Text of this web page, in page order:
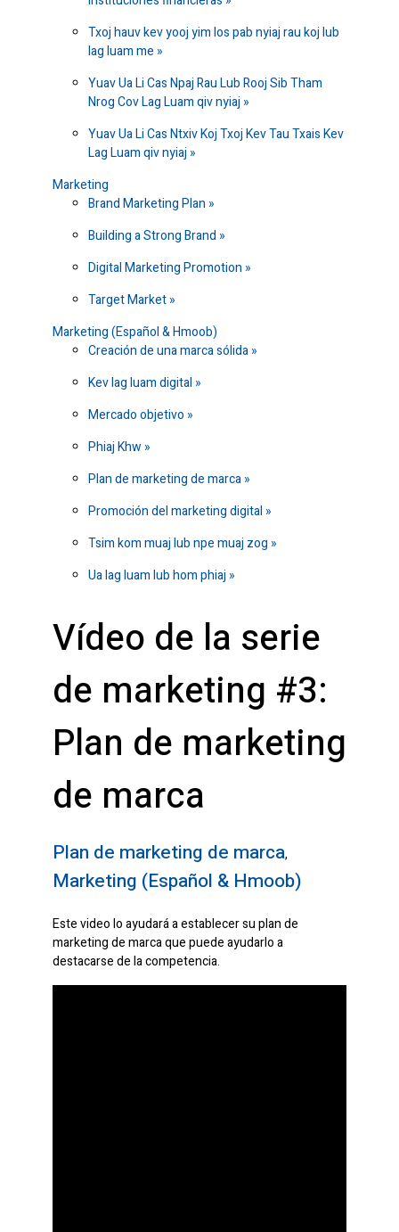
Txoj hauv kev yooj yim los pab nyiaj rau koj lub
lag luam me
Yuav Ua Li Cas Npaj Rau Lub Rooj Sib Tham
Nrog Cov Lag Luam qiv nyiaj
Yuav Ua Li Cas Ntxiv Koj Txoj Kev Tau Txais Kev
Lag Luam qiv nyiaj
Marketing
Brand Marketing Plan
Building a Strong Brand
Digital Marketing Promotion
Target Market
Marketing (Español & Hmoob)
Creación de una marca sólida
Kev lag luam digital
Mercado objetivo
Phiaj Khw
Plan de marketing de marca
Promoción del marketing digital
Tsim kom muaj lub npe muaj zog
Ua lag luam lub hom phiaj
Vídeo de la serie
de marketing #3:
Plan de marketing
de marca
Plan de marketing de marca,
Marketing (Español & Hmoob)
Este video lo ayudará a establecer su plan de
marketing de marca que puede ayudarlo a
destacarse de la competencia.